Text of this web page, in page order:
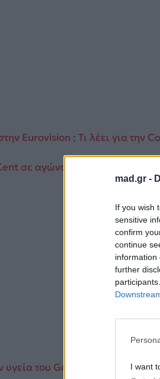
mad.gr -
If you wish
sensitive
confirm
continue
information
further
I want
Eurovision ; Τι λέει για την
σε αγώνα μπέιζμπολ! – Δείτε
υγεία του George Michael ;